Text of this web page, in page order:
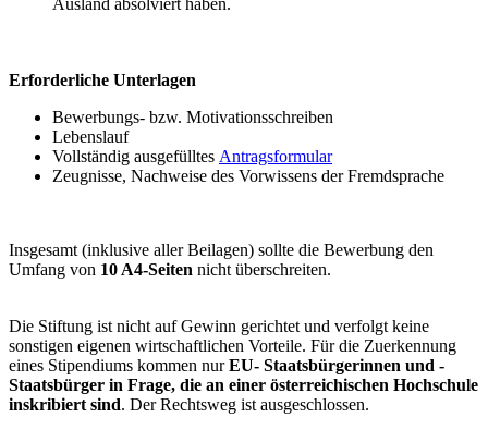
Erforderliche Unterlagen
Bewerbungs- bzw. Motivationsschreiben
Lebenslauf
Vollständig ausgefülltes Antragsformular
Zeugnisse, Nachweise des Vorwissens der Fremdsprache
Insgesamt (inklusive aller Beilagen) sollte die Bewerbung den
Umfang von 10 A4-Seiten nicht überschreiten.
Die Stiftung ist nicht auf Gewinn gerichtet und verfolgt keine
sonstigen eigenen wirtschaftlichen Vorteile. Für die Zuerkennung
eines Stipendiums kommen nurEU- Staatsbürgerinnen und -
Staatsbürger in Frage, die an einer österreichischen Hochschule
inskribiert sind. Der Rechtsweg ist ausgeschlossen.